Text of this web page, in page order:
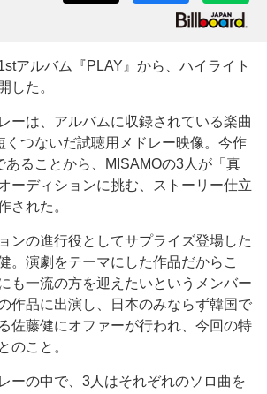
アルバム『PLAY』から、ハイライト
した。
ーは、アルバムに収録されている楽曲
くつないだ試聴用メドレー映像。今作
あることから、MISAMOの3人が「真
ーディションに挑む、ストーリー仕立
された。
ンの進行役としてサプライズ登場した
。演劇をテーマにした作品だからこ
も一流の方を迎えたいというメンバー
作品に出演し、日本のみならず韓国で
佐藤健にオファーが行われ、今回の特
のこと。
ーの中で、3人はそれぞれのソロ曲を